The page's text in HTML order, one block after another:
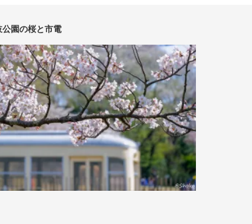
公園の桜と市電